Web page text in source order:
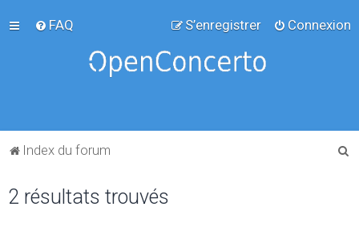
FAQ Connexion
S’enregistrer
Index du forum
2 résultats trouvés